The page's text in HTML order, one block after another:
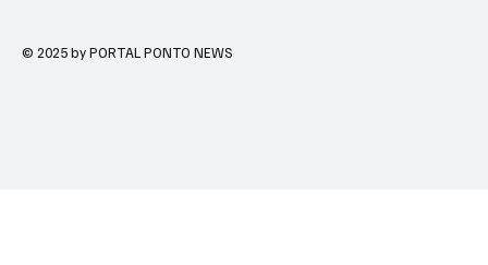
© 2025 by PORTAL PONTO NEWS